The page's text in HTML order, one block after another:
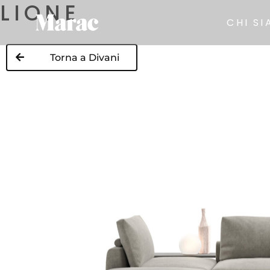
CHI
LIONE
Torna a Divani